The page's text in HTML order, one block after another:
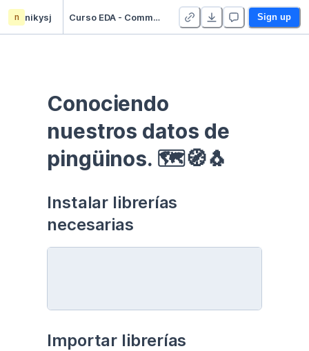
n nikysj Curso EDA - Communication - Duplicate Sign up
Conociendo
nuestros datos de
pingüinos. 🗺🧭🐧
Instalar librerías
necesarias
Importar librerías